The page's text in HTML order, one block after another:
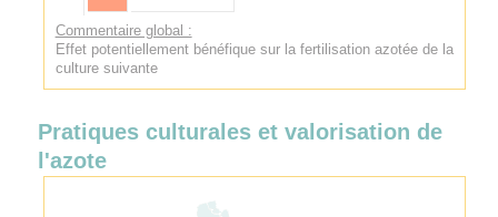
Commentaire global :
Effet potentiellement bénéfique sur la fertilisation azotée de la
culture suivante
Pratiques culturales et valorisation de
l'azote